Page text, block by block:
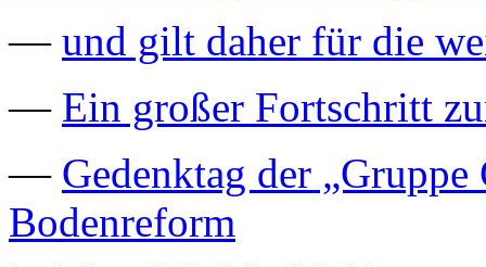
— und gilt daher für die
— Ein großer Fortschritt
— Gedenktag der
Bodenreform